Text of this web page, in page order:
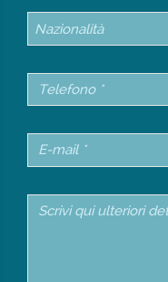
Nazionalità